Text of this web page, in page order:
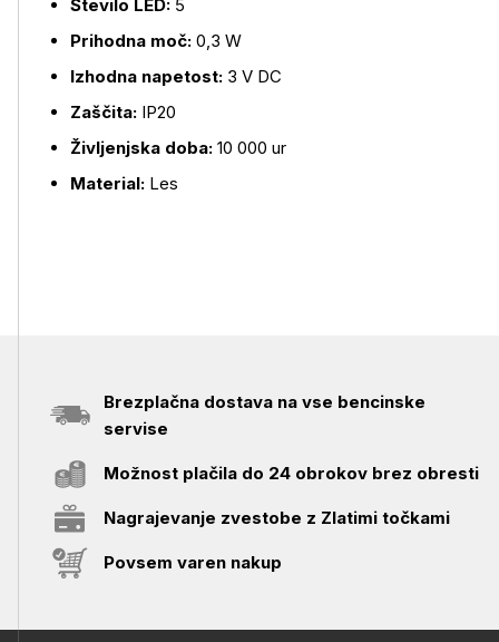
Število LED: 5
Prihodna moč: 0,3 W
Izhodna napetost: 3 V DC
Zaščita: IP20
Življenjska doba: 10 000 ur
Material: Les
Brezplačna dostava na vse bencinske
servise
Možnost plačila do 24 obrokov brez obresti
Nagrajevanje zvestobe z Zlatimi točkami
Povsem varen nakup